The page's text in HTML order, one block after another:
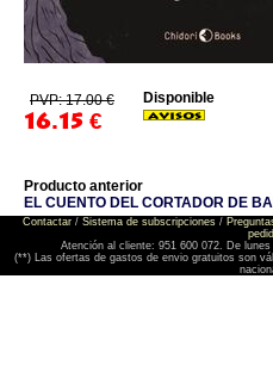
PVP: 17.00 €
16.15 €
Disponible
Producto anterior
EL CUENTO DEL CORTADOR DE
Contactar/ Sistema de subscripciones/
Atención al cliente: 951 600 072. De
(**) Las ofertas de gastos de envio gratuitos son